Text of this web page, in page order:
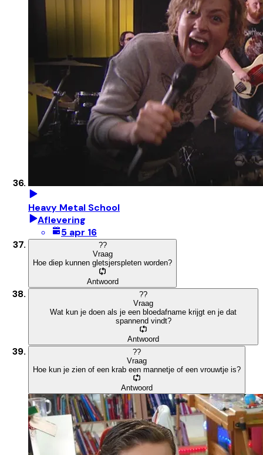
Heavy Metal School
Aflevering
5 apr 16
??
Vraag
Hoe diep kunnen gletsjerspleten worden?
Antwoord
??
Vraag
Wat kun je doen als je een bloedafname krijgt en je dat
spannend vindt?
Antwoord
??
Vraag
Hoe kun je zien of een krab een mannetje of een vrouwtje is?
Antwoord